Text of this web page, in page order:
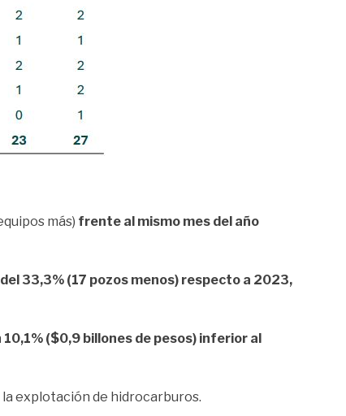
más) frente al mismo mes del año
33,3% (17 pozos menos) respecto a 2023,
($0,9 billones de pesos) inferior al
explotación de hidrocarburos.